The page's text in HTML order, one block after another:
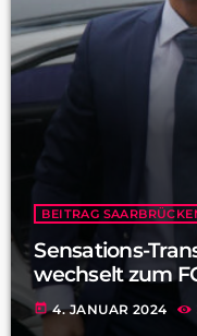
BEITRAG
Sensations-
wechselt zum
today 4. JANUAR 2024